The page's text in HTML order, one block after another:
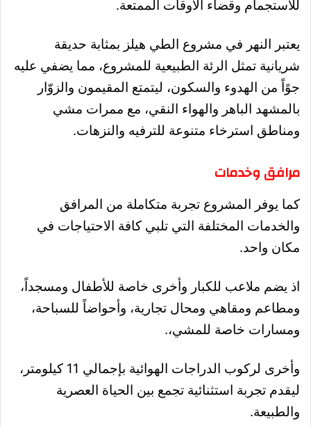
للاستجمام وقضاء الأوقات الممتعة.
يعتبر النهر في مشروع الطي هيلز بمثابة حديقة
شريانية تمثل الرئة الطبيعية للمشروع، مما يضفي عليه
جوًاً من الهدوء والسكون، ليتمتع المقيمون والزوّار
بالمشهد الباهر والهواء النقي، مع ممرات مشي
ومناطق استرخاء متنوعة للترفيه والنزهات.
مرافق وخدمات
كما يوفر المشروع تجربة متكاملة من المرافق
والخدمات المختلفة التي تلبي كافة الاحتياجات في
مكان واحد.
اذ يضم ملاعب للكبار وأخرى خاصة للأطفال ومسجداً،
ومطاعم ومقاهي ومحال تجارية، وأحواضاً للسباحة،
ومسارات خاصة للمشي،.
وأخرى لركوب الدراجات الهوائية بإجمالي 11 كيلومتر،
ليقدم تجربة استثنائية تجمع بين الحياة العصرية
والطبيعة.